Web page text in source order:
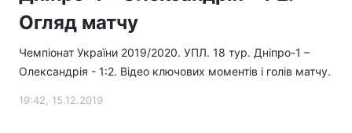
Огляд матчу
Чемпіонат України 2019/2020. УПЛ. 18 тур. Дніпро-1 –
Олександрія - 1:2. Відео ключових моментів і голів матчу.
19:42, 15.12.2019